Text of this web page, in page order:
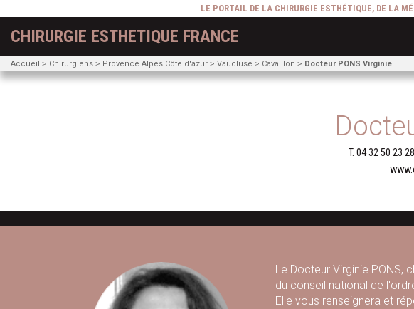
LE PORTAIL DE LA CHIRURGIE ESTHÉTIQUE, DE LA
CHIRURGIE ESTHETIQUE FRANCE
Accueil Chirurgiens Provence Alpes Côte d'azur Vaucluse Cavaillon Docteur PONS Virginie
T. 04 32 50 23 28
Le Docteur Virginie PONS,
du conseil national de
Elle vous renseignera et